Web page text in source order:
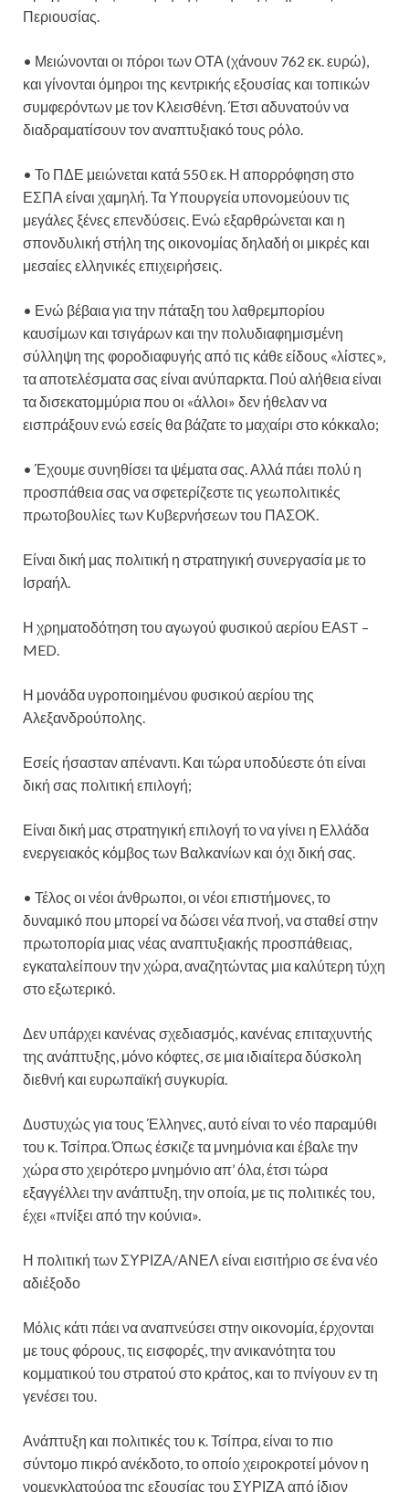
Περιουσίας.
• Μειώνονται οι πόροι των ΟΤΑ (χάνουν 762 εκ. ευρώ),
και γίνονται όμηροι της κεντρικής εξουσίας και τοπικών
συμφερόντων με τον Κλεισθένη. Έτσι αδυνατούν να
διαδραματίσουν τον αναπτυξιακό τους ρόλο.
• Το ΠΔΕ μειώνεται κατά 550 εκ. Η απορρόφηση στο
ΕΣΠΑ είναι χαμηλή. Τα Υπουργεία υπονομεύουν τις
μεγάλες ξένες επενδύσεις. Ενώ εξαρθρώνεται και η
σπονδυλική στήλη της οικονομίας δηλαδή οι μικρές και
μεσαίες ελληνικές επιχειρήσεις.
• Ενώ βέβαια για την πάταξη του λαθρεμπορίου
καυσίμων και τσιγάρων και την πολυδιαφημισμένη
σύλληψη της φοροδιαφυγής από τις κάθε είδους «λίστες»,
τα αποτελέσματα σας είναι ανύπαρκτα. Πού αλήθεια είναι
τα δισεκατομμύρια που οι «άλλοι» δεν ήθελαν να
εισπράξουν ενώ εσείς θα βάζατε το μαχαίρι στο κόκκαλο;
• Έχουμε συνηθίσει τα ψέματα σας. Αλλά πάει πολύ η
προσπάθεια σας να σφετερίζεστε τις γεωπολιτικές
πρωτοβουλίες των Κυβερνήσεων του ΠΑΣΟΚ.
Είναι δική μας πολιτική η στρατηγική συνεργασία με το
Ισραήλ.
Η χρηματοδότηση του αγωγού φυσικού αερίου ΕΑST –
MED.
Η μονάδα υγροποιημένου φυσικού αερίου της
Αλεξανδρούπολης.
Εσείς ήσασταν απέναντι. Και τώρα υποδύεστε ότι είναι
δική σας πολιτική επιλογή;
Είναι δική μας στρατηγική επιλογή το να γίνει η Ελλάδα
ενεργειακός κόμβος των Βαλκανίων και όχι δική σας.
• Τέλος οι νέοι άνθρωποι, οι νέοι επιστήμονες, το
δυναμικό που μπορεί να δώσει νέα πνοή, να σταθεί στην
πρωτοπορία μιας νέας αναπτυξιακής προσπάθειας,
εγκαταλείπουν την χώρα, αναζητώντας μια καλύτερη τύχη
στο εξωτερικό.
Δεν υπάρχει κανένας σχεδιασμός, κανένας επιταχυντής
της ανάπτυξης, μόνο κόφτες, σε μια ιδιαίτερα δύσκολη
διεθνή και ευρωπαϊκή συγκυρία.
Δυστυχώς για τους Έλληνες, αυτό είναι το νέο παραμύθι
του κ. Τσίπρα. Όπως έσκιζε τα μνημόνια και έβαλε την
χώρα στο χειρότερο μνημόνιο απ’ όλα, έτσι τώρα
εξαγγέλλει την ανάπτυξη, την οποία, με τις πολιτικές του,
έχει «πνίξει από την κούνια».
Η πολιτική των ΣΥΡΙΖΑ/ΑΝΕΛ είναι εισιτήριο σε ένα νέο
αδιέξοδο
Μόλις κάτι πάει να αναπνεύσει στην οικονομία, έρχονται
με τους φόρους, τις εισφορές, την ανικανότητα του
κομματικού του στρατού στο κράτος, και το πνίγουν εν τη
γενέσει του.
Ανάπτυξη και πολιτικές του κ. Τσίπρα, είναι το πιο
σύντομο πικρό ανέκδοτο, το οποίο χειροκροτεί μόνον η
νομενκλατούρα της εξουσίας του ΣΥΡΙΖΑ από ίδιον